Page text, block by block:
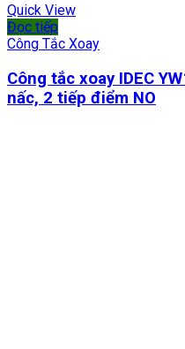
Quick View
Đọc tiếp
Công Tắc Xoay
Công tắc xoay IDEC
nấc, 2 tiếp điểm NO